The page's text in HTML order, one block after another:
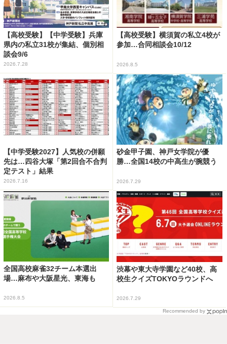
【高校受験】【中学受験】兵庫
県内の私立31校が集結、個別相
談会9/6
2026.7.28
【高校受験】横須賀の私立4校が
参加…合同相談会10/12
2026.8.5
【中学受験2027】人気校の併願
先は…四谷大塚「第2回合不合判
定テスト」結果
2026.7.16
砂金甲子園、神戸女学院が優
勝…全国14校の中高生が腕競う
2026.7.29
全国高校麻雀32チーム本選出
場…麻布や大阪星光、東海も
2026.8.5
渋幕や東大寺学園など40校、高
校生クイズTOKYOラウンドへ
2026.7.29
Recommended by